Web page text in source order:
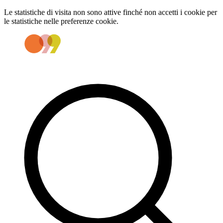
Le statistiche di visita non sono attive finché non accetti i cookie per
le statistiche nelle preferenze cookie.